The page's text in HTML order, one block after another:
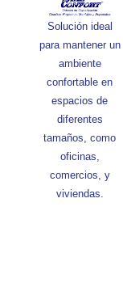
Solución ideal
para mantener un
ambiente
confortable en
espacios de
diferentes
tamaños, como
oficinas,
comercios, y
viviendas.